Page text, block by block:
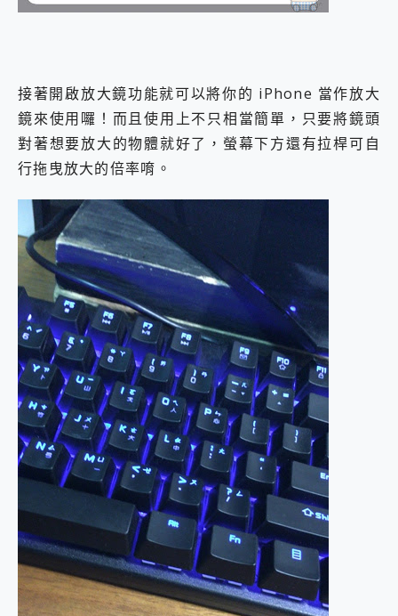
接著開啟放大鏡功能就可以將你的 iPhone 當作放大
鏡來使用囉！而且使用上不只相當簡單，只要將鏡頭
對著想要放大的物體就好了，螢幕下方還有拉桿可自
行拖曳放大的倍率唷。